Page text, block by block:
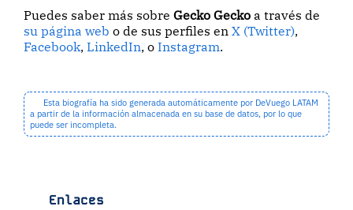
Puedes saber más sobreGecko Gecko a través de
su página web o de sus perfiles enX (Twitter),
Facebook,LinkedIn, oInstagram.
Esta biografía ha sido generada automáticamente por DeVuego LATAM
a partir de la información almacenada en su base de datos, por lo que
puede ser incompleta.
Enlaces